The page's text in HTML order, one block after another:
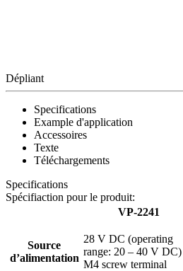
Dépliant
Specifications
Example d'application
Accessoires
Texte
Téléchargements
Specifications
Spécifiaction pour le produit:
VP-2241
Source
d’alimentation
28 V DC (operating
range: 20 – 40 V DC)
M4 screw terminal